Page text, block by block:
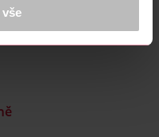
<
bez lesku a